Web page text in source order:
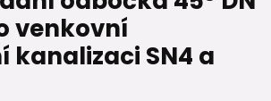
venkovní
kanalizaci SN4 a